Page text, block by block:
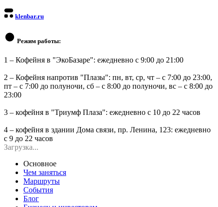
klenbar.ru
Режим работы:
1 – Кофейня в "ЭкоБазаре": ежедневно с 9:00 до 21:00
2 – Кофейня напротив "Плазы": пн, вт, ср, чт – с 7:00 до 23:00,
пт – с 7:00 до полуночи, сб – с 8:00 до полуночи, вс – с 8:00 до
23:00
3 – кофейня в "Триумф Плаза": ежедневно с 10 до 22 часов
4 – кофейня в здании Дома связи, пр. Ленина, 123: ежедневно
с 9 до 22 часов
Загрузка...
Основное
Чем заняться
Маршруты
События
Блог